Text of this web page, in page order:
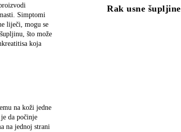
Simptomi
liječi, mogu se
što može
koja
na koži jedne
da počinje
na jednoj strani
Rak usne šupljine